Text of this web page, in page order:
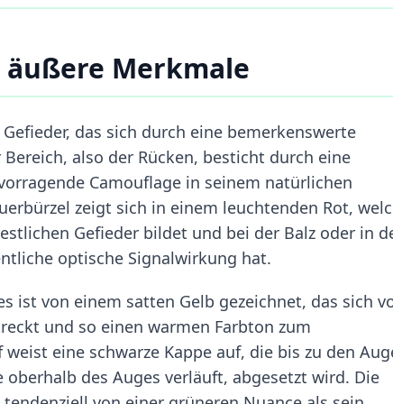
äußere Merkmale
das sich durch eine bemerkenswerte
also der Rücken, besticht durch eine
Camouflage in seinem natürlichen
zeigt sich in einem leuchtenden Rot,
Gefieder bildet und bei der Balz oder in
optische Signalwirkung hat.
ist von einem satten Gelb gezeichnet, das sich
und so einen warmen Farbton zum
eine schwarze Kappe auf, die bis zu den
des Auges verläuft, abgesetzt wird. Die